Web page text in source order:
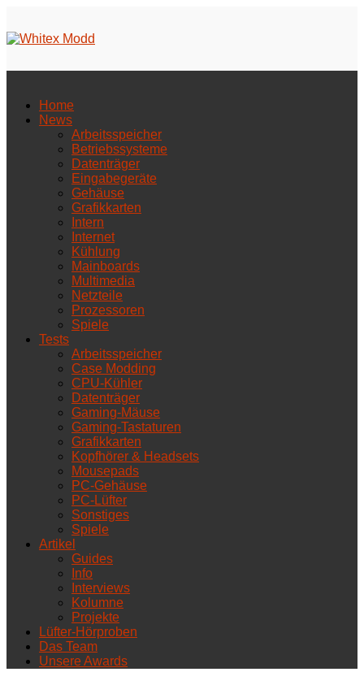
Home
News
Arbeitsspeicher
Betriebssysteme
Datenträger
Eingabegeräte
Gehäuse
Grafikkarten
Intern
Internet
Kühlung
Mainboards
Multimedia
Netzteile
Prozessoren
Spiele
Tests
Arbeitsspeicher
Case Modding
CPU-Kühler
Datenträger
Gaming-Mäuse
Gaming-Tastaturen
Grafikkarten
Kopfhörer & Headsets
Mousepads
PC-Gehäuse
PC-Lüfter
Sonstiges
Spiele
Artikel
Guides
Info
Interviews
Kolumne
Projekte
Lüfter-Hörproben
Das Team
Unsere Awards